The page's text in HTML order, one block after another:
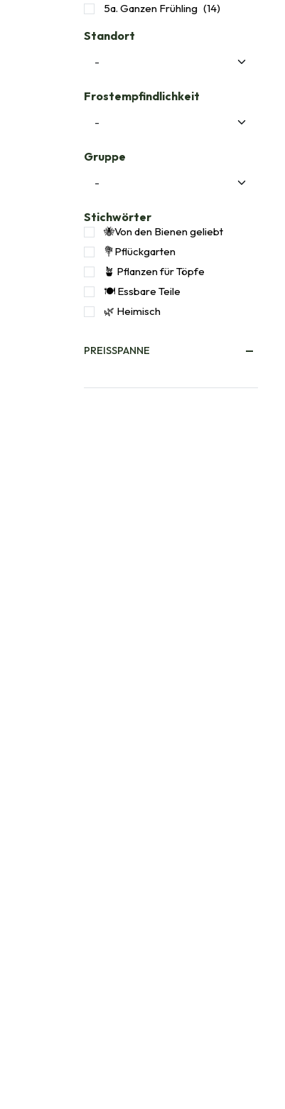
5a. Ganzen Frühling (14)
Standort
Frostempfindlichkeit
Gruppe
Stichwörter
🐝Von den Bienen geliebt
💐Pflückgarten
🪴 Pflanzen für Töpfe
🍽️ Essbare Teile
🌿 Heimisch
PREISSPANNE